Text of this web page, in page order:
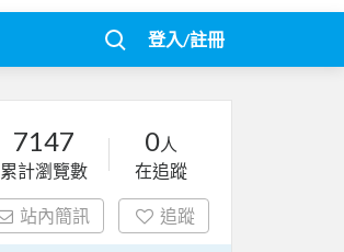
登入/註冊
7147
累計瀏覽數
0人
在追蹤
站內簡訊 追蹤